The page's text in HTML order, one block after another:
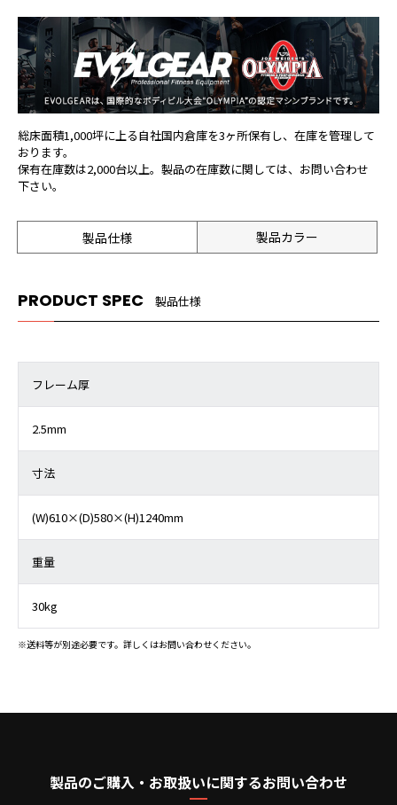
総床面積1,000坪に上る自社国内倉庫を3ヶ所保有し、在庫を管理して
おります。
保有在庫数は2,000台以上。製品の在庫数に関しては、お問い合わせ
下さい。
製品仕様 製品カラー
PRODUCT SPEC 製品仕様
フレーム厚
2.5mm
寸法
(W)610×(D)580×(H)1240mm
重量
30kg
※送料等が別途必要です。詳しくはお問い合わせください。
製品のご購入・お取扱いに関するお問い合わせ